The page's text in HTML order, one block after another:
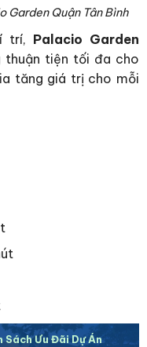
Garden Quận Tân Bình
trí, Palacio Garden
thuận tiện tối đa cho
tăng giá trị cho mỗi
Sách Ưu Đãi Dự Án